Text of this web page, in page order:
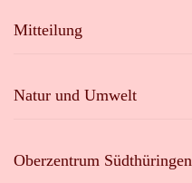
Mitteilung
Natur und Umwelt
Oberzentrum Südthüringen